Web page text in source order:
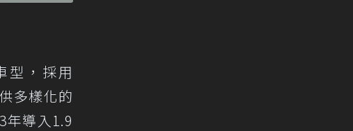
型，採用
多樣化的
年導入1.9